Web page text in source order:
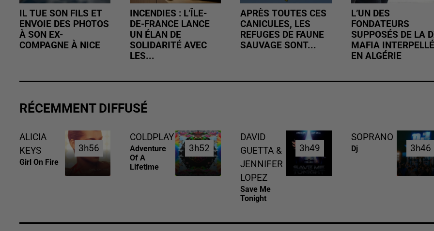
IL TUE SON FILS ET
ENVOIE DES PHOTOS
À SON EX-
COMPAGNE À NICE
INCENDIES : L’ÎLE-
DE-FRANCE LANCE
UN ÉLAN DE
SOLIDARITÉ AVEC
LES...
APRÈS TOUTES CES
CANICULES, LES
REFUGES DE FAUNE
SAUVAGE SONT...
L’UN DES
FONDATEURS
SUPPOSÉS DE LA
MAFIA INTERPELLÉ
EN ALGÉRIE
RÉCEMMENT DIFFUSÉ
ALICIA
KEYS
Girl On Fire
3h56
3h56
COLDPLAY
Adventure
Of A
Lifetime
3h52
3h52
DAVID
GUETTA &
JENNIFER
LOPEZ
Save Me
Tonight
3h49
3h49
SOPRANO
Dj 3h46
3h46